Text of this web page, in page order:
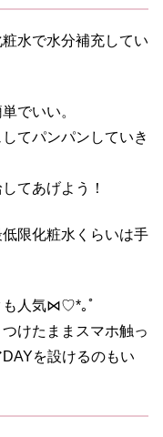
水で水分補充してい
でいい。
てパンパンしていき
てあげよう！
限化粧水くらいは手
人気⋈♡*｡ﾟ
けたままスマホ触っ
を設けるのもい